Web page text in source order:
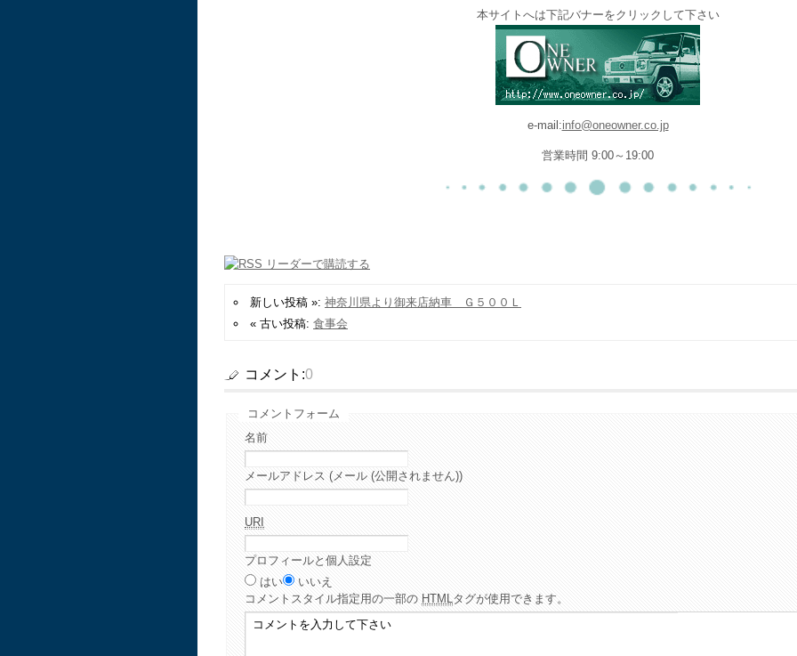
本サイトへは下記バナーをクリックして下さい
e-mail:info@oneowner.co.jp
営業時間 9:00～19:00
新しい投稿 »: 神奈川県より御来店納車 Ｇ５００Ｌ
« 古い投稿: 食事会
コメント:0
コメントフォーム
名前
メールアドレス (メール (公開されません))
URI
プロフィールと個人設定
はい
いいえ
コメント スタイル指定用の一部の HTML タグが使用できます。